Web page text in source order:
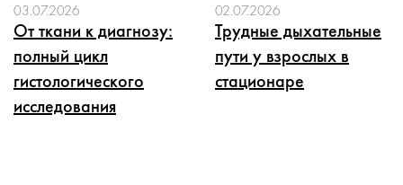
03.07.2026
От ткани к диагнозу:
полный цикл
гистологического
исследования
02.07.2026
Трудные дыхательные
пути у взрослых в
стационаре